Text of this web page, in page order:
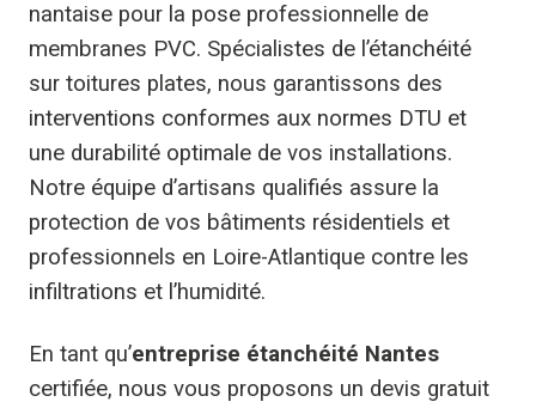
nantaise pour la pose professionnelle de
membranes PVC. Spécialistes de l’étanchéité
sur toitures plates, nous garantissons des
interventions conformes aux normes DTU et
une durabilité optimale de vos installations.
Notre équipe d’artisans qualifiés assure la
protection de vos bâtiments résidentiels et
professionnels en Loire-Atlantique contre les
infiltrations et l’humidité.
En tant qu’entreprise étanchéité Nantes
certifiée, nous vous proposons un devis gratuit